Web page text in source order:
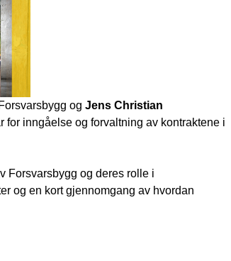
og Jens Christian
for inngåelse og forvaltning av kontraktene i
Forsvarsbygg og deres rolle i
og en kort gjennomgang av hvordan